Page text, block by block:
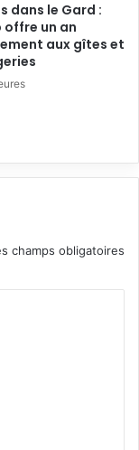
dans le Gard :
offre un an
aux gîtes et
champs obligatoires